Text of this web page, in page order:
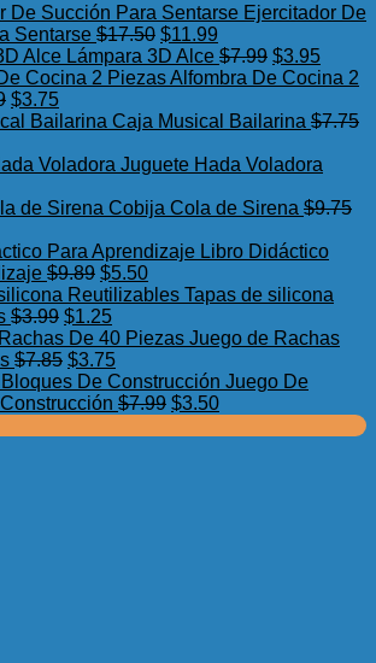
Ejercitador De
Sentarse $17.50 El
precio
original
$17.50.
$11.99
precio
actual
$11.99.
Lámpara 3D Alce $7.99 El
precio
era:
$3.95El
precio
es:
Alfombra De Cocina 2
El
precio
era:
$3.75El
precio
es:
Caja Musical Bailarina $7.75
Juguete Hada Voladora
Cobija Cola de Sirena $9.75
Libro Didáctico
$9.89 El
precio
original
era:
$9.89.
$5.50El
precio
es:
Tapas de silicona
$3.99 El
precio
original
era:
$3.99.
$1.25El
precio
actual
es:
$1.25.
Juego de Rachas
$7.85 El
precio
original
$3.75El
precio
actual
Juego De
$7.99 El
$3.50El